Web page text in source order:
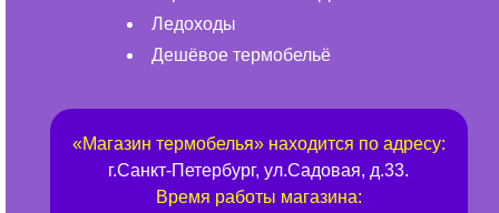
Ледоходы
Дешёвое термобельё
«Магазин термобелья» находится по адресу:
г.Санкт-Петербург, ул.Садовая, д.33.
Время работы магазина: